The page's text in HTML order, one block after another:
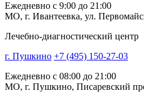
Ежедневно с 9:00 до 21:00
МО, г. Ивантеевка, ул.
Лечебно-диагностический центр
г. Пушкино +7 (495) 150-27-03
Ежедневно с 08:00 до 21:00
МО, г. Пушкино, Писаревский